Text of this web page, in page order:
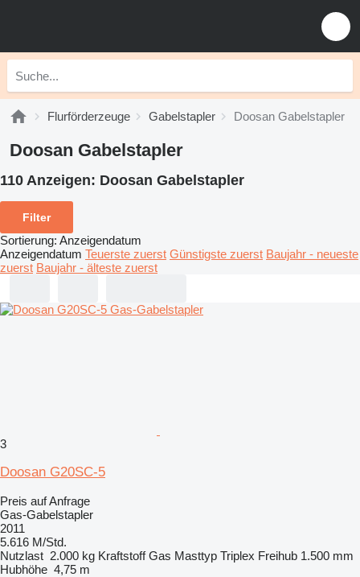
Flurförderzeuge Gabelstapler Doosan Gabelstapler
Doosan Gabelstapler
110 Anzeigen: Doosan Gabelstapler
Filter
Sortierung: Anzeigendatum
Anzeigendatum Teuerste zuerst Günstigste zuerst Baujahr - neueste
zuerst Baujahr - älteste zuerst
3
Doosan G20SC-5
Preis auf Anfrage
Gas-Gabelstapler
2011
5.616 M/Std.
Nutzlast 2.000 kg Kraftstoff Gas Masttyp Triplex Freihub 1.500 mm
Hubhöhe 4,75 m